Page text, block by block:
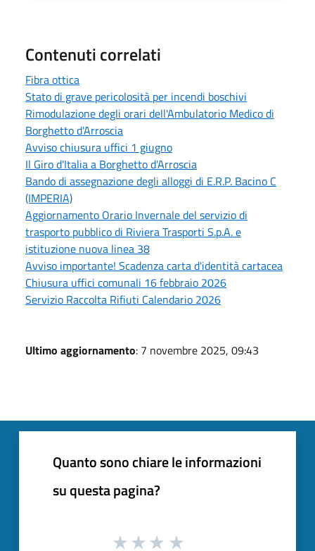
Contenuti correlati
Fibra ottica
Stato di grave pericolosità per incendi boschivi
Rimodulazione degli orari dell'Ambulatorio Medico di
Borghetto d'Arroscia
Avviso chiusura uffici 1 giugno
Il Giro d'Italia a Borghetto d'Arroscia
Bando di assegnazione degli alloggi di E.R.P. Bacino C
(IMPERIA)
Aggiornamento Orario Invernale del servizio di
trasporto pubblico di Riviera Trasporti S.p.A. e
istituzione nuova linea 38
Avviso importante! Scadenza carta d'identità cartacea
Chiusura uffici comunali 16 febbraio 2026
Servizio Raccolta Rifiuti Calendario 2026
Ultimo aggiornamento: 7 novembre 2025, 09:43
Quanto sono chiare le informazioni
su questa pagina?